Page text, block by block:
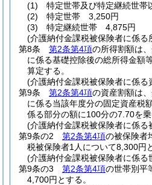
(1)
特定世帯及び特定継続世
(2)
特定世帯 3,250円
(3)
特定継続世帯 4,875円
(介護納付金課税被保険者に係る
第8条
第2条第4項の所得割額は
に係る基礎控除後の総所得金額
算定する。
(介護納付金課税被保険者に係る
第9条
第2条第4項の資産割額は
に係る当該年度分の固定資産税
係る部分の額に100分の7.70を乗
(介護納付金課税被保険者に係る
第9条の2
第2条第4項の被保険者
税被保険者1人について8,300円
(介護納付金課税被保険者に係る
第9条の3
第2条第4項の世帯別平
4,700円とする。